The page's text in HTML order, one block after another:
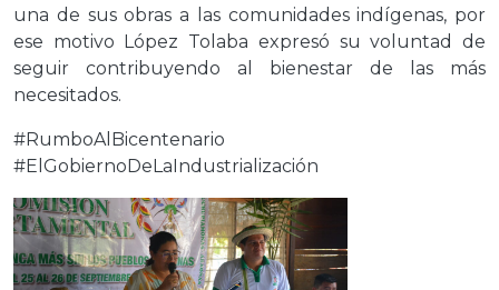
una de sus obras a las comunidades indígenas, por
ese motivo López Tolaba expresó su voluntad de
seguir contribuyendo al bienestar de las más
necesitados.
#RumboAlBicentenario
#ElGobiernoDeLaIndustrialización